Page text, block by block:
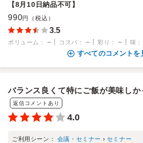
【8月10日納品不可】
990円（税込）
3.5
ボリューム ： － コスパ ： － 彩り ： － 味 ：
すべてのコメントを
バランス良くて特にご飯が美味しか
返信コメントあり
4.0
ご利用シーン： 会議・セミナー › セミナー